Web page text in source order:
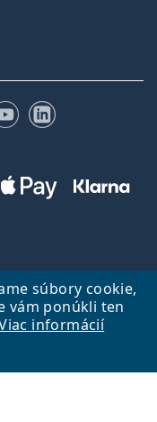
súbory cookie,
vám ponúkli ten
informácií
YouTubeLinkedIn
Lentiamo s.r.o., Česká